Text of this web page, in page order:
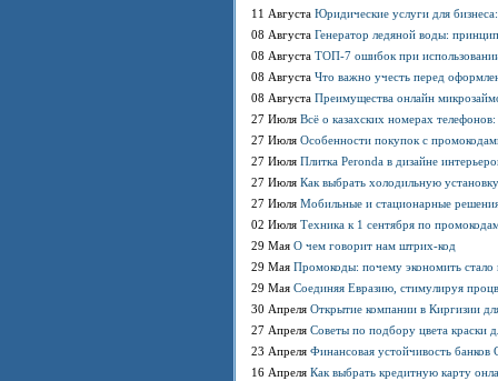
11 Августа Юридические услуги для
08 Августа Генератор ледяной воды:
08 Августа ТОП-7 ошибок при
08 Августа Что важно учесть перед
08 Августа Преимущества онлайн
27 Июля Всё о казахских номерах
27 Июля Особенности покупок с
27 Июля Плитка Peronda в дизайне
27 Июля Как выбрать холодильную
27 Июля Мобильные и стационарные
02 Июля Техника к 1 сентября по
29 Мая О чем говорит нам штрих-код
29 Мая Промокоды: почему экономить
29 Мая Соединяя Евразию, стимулируя
30 Апреля Открытие компании в Киргизии
27 Апреля Советы по подбору цвета краски
23 Апреля Финансовая устойчивость
16 Апреля Как выбрать кредитную карту